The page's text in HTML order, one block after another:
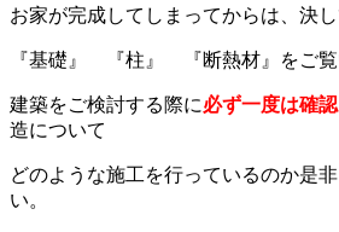
お家が完成してしまってからは、決
『基礎』 『柱』 『断熱材』をご覧
建築をご検討する際に必ず一度は確
造について
どのような施工を行っているのか是
い。